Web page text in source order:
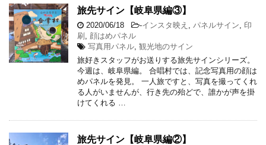
旅先サイン【岐阜県編③】
2020/06/18 -インスタ映え パネルサイン
印
刷
顔はめパネル
写真用パネル 観光地のサイン
旅好きスタッフがお送りする旅先サインシリーズ。
今週は、岐阜県編。 合唱村では、記念写真用の顔は
めパネルを発見。 一人旅ですと、写真を撮ってくれ
る人がいませんが、行き先の殆どで、誰かが声を掛
けてくれる …
旅先サイン【岐阜県編②】